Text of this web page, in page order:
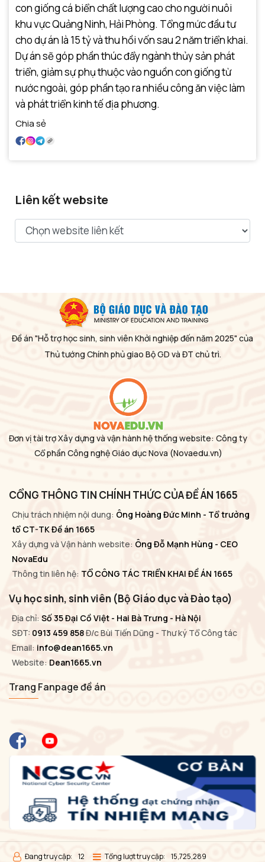
con giống cá biển chất lượng cao cho người nuôi
khu vực Quảng Ninh, Hải Phòng. Tổng mức đầu tư
cho dự án là 15 tỷ và thu hồi vốn sau 2 năm triển khai.
Dự án sẽ góp phần thúc đẩy ngành thủy sản phát
triển, giảm sự phụ thuộc vào nguồn con giống từ
nước ngoài, góp phần tạo ra nhiều công ăn việc làm
và phát triển kinh tế địa phương.
Chia sẻ
Liên kết website
Đề án "Hỗ trợ học sinh, sinh viên Khởi nghiệp đến năm 2025" của
Thủ tướng Chính phủ giao Bộ GD và ĐT chủ trì.
Đơn vị tài trợ Xây dựng và vận hành hệ thống website: Công ty
Cổ phần Công nghệ Giáo dục Nova (Novaedu.vn)
CỔNG THÔNG TIN CHÍNH THỨC CỦA ĐỀ ÁN 1665
Chịu trách nhiệm nội dung: Ông Hoàng Đức Minh - Tổ trưởng
tổ CT-TK Đề án 1665
Xây dựng và Vận hành website: Ông Đỗ Mạnh Hùng - CEO
NovaEdu
Thông tin liên hệ: TỔ CÔNG TÁC TRIỂN KHAI ĐỀ ÁN 1665
Vụ học sinh, sinh viên (Bộ Giáo dục và Đào tạo)
Địa chỉ: Số 35 Đại Cồ Việt - Hai Bà Trưng - Hà Nội
SĐT: 0913 459 858Đ/c Bùi Tiến Dũng - Thư ký Tổ Công tác
Email: info@dean1665.vn
Website: Dean1665.vn
Trang Fanpage đề án
Đang truy cập: 12 Tổng lượt truy cập: 15,725,289